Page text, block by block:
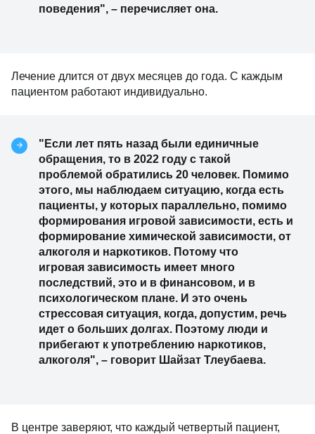
поведения", – перечисляет она.
Лечение длится от двух месяцев до года. С каждым
пациентом работают индивидуально.
"Если лет пять назад были единичные
обращения, то в 2022 году с такой
проблемой обратились 20 человек. Помимо
этого, мы наблюдаем ситуацию, когда есть
пациенты, у которых параллельно, помимо
формирования игровой зависимости, есть и
формирование химической зависимости, от
алкоголя и наркотиков. Потому что
игровая зависимость имеет много
последствий, это и в финансовом, и в
психологическом плане. И это очень
стрессовая ситуация, когда, допустим, речь
идет о больших долгах. Поэтому люди и
прибегают к употреблению наркотиков,
алкоголя", – говорит Шайзат Тлеубаева.
В центре заверяют, что каждый четвертый пациент,